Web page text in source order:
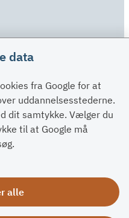
data
fra Google for at
uddannelsesstederne.
dit samtykke. Vælger du
til at Google må
alle